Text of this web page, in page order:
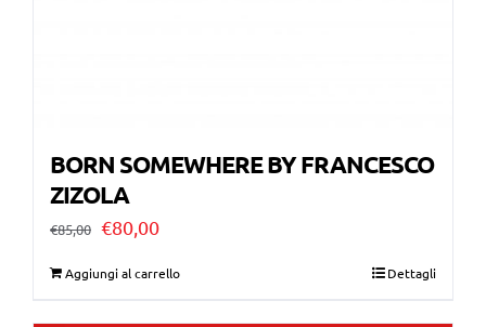
BORN SOMEWHERE BY FRANCESCO
ZIZOLA
€85,00 Il
€80,00Il
Aggiungi al carrello Dettagli